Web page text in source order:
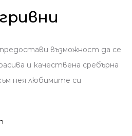
възможност да се
и качествена сребърна
нея любимите си